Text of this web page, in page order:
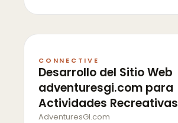
CONNECTIVE
Desarrollo del Sitio Web
adventuresgi.com para
Actividades Recreativas
AdventuresGI.com